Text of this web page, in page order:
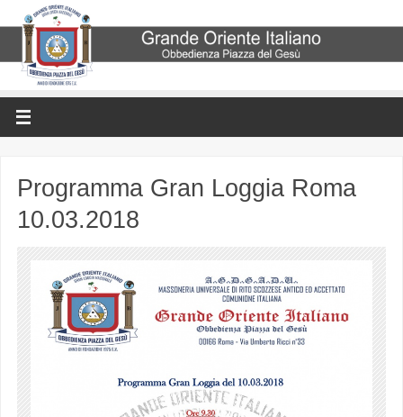
Programma Gran Loggia Roma
10.03.2018